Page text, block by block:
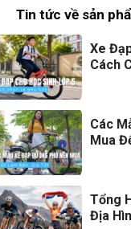
Tin tức về sản
Xe
Cách
Các
Mua
Tổng
Địa